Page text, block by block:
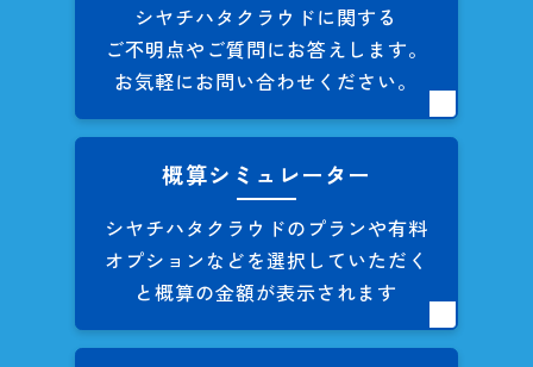
シヤチハタクラウドに関する
ご不明点やご質問にお答えします。
お気軽にお問い合わせください。
概算シミュレーター
シヤチハタクラウドのプランや有料
オプションなどを選択していただく
と概算の金額が表示されます